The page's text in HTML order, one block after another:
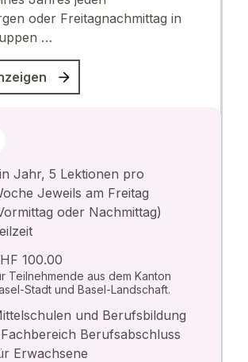
oder Freitagnachmittag in
…
Jahr, 5 Lektionen pro
Jeweils am Freitag
oder Nachmittag)
100.00
Teilnehmende aus dem Kanton
Stadt und Basel-Landschaft.
und Berufsbildung
Berufsabschluss
Erwachsene